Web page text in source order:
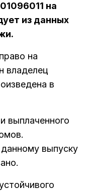
на
из данных
на
владелец
в
выплаченного
выпуску